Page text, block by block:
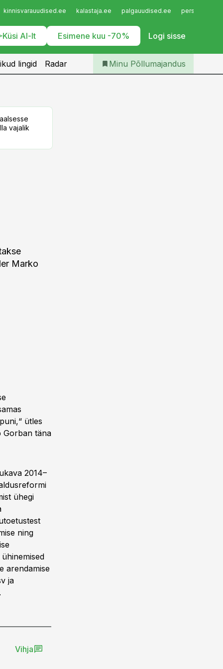
kinnisvarauudised.ee kalastaja.ee palgauudised.ee
Küsi AI-lt Esimene kuu -70% Logi sisse
Iseteenindus
Telli Põllumajandus
lingid Radar Minu Põllumajandus
vajalik
Marko
ütles
Gorban täna
2014–
ühegi
ning
arendamise
ja
Vihja